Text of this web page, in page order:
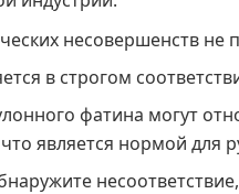
несовершенств не
в строгом
фатина могут
является нормой для